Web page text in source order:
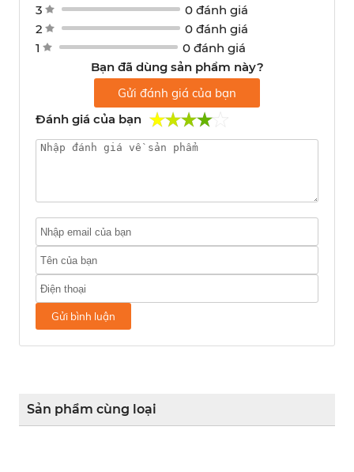
3
0 đánh giá
2
0 đánh giá
1
0 đánh giá
Bạn đã dùng sản phẩm này?
Gửi đánh giá của bạn
Đánh giá của bạn
Gửi bình luận
Sản phẩm cùng loại